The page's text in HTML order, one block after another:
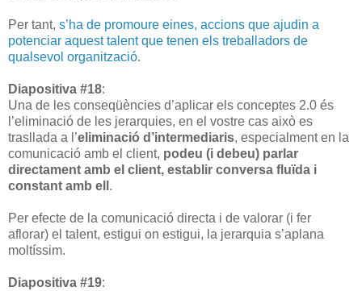
Per tant, s’ha de promoure eines, accions que ajudin a
potenciar aquest talent que tenen els treballadors de
qualsevol organització.
Diapositiva #18:
Una de les conseqüències d’aplicar els conceptes 2.0 és
l’eliminació de les jerarquies, en el vostre cas això es
trasllada a l’eliminació d’intermediaris, especialment en la
comunicació amb el client, podeu (i debeu) parlar
directament amb el client, establir conversa fluïda i
constant amb ell .
Per efecte de la comunicació directa i de valorar (i fer
aflorar) el talent, estigui on estigui, la jerarquia s’aplana
moltíssim.
Diapositiva #19: